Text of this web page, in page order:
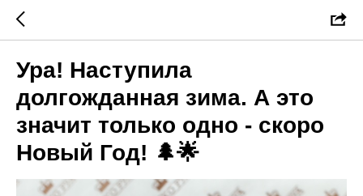
Ура! Наступила
долгожданная зима. А это
значит только одно - скоро
Новый Год! 🌲🌟